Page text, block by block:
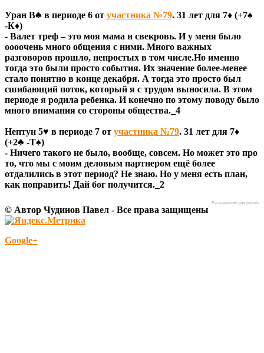
Уран В♣ в периоде 6 от участника №79. 31 лет для 7♦ (+7♠
-К♦)
- Валет треф – это моя мама и свекровь. И у меня было
оооочень много общения с ними. Много важных
разговоров прошло, непростых в том числе.Но именно
тогда это были просто события. Их значение более-менее
стало понятно в конце декабря. А тогда это просто был
сшибающий поток, который я с трудом выносила. В этом
периоде я родила ребенка. И конечно по этому поводу было
много внимания со стороны общества._4
Нептун 5♥ в периоде 7 от участника №79. 31 лет для 7♦
(+2♣ -Т♠)
- Ничего такого не было, вообще, совсем. Но может это про
то, что мы с моим деловым партнером ещё более
отдалились в этот период? Не знаю. Но у меня есть план,
как поправить! Дай бог получится._2
Расширения для joomla
© Автор Чудинов Павел - Все права защищены
Google+